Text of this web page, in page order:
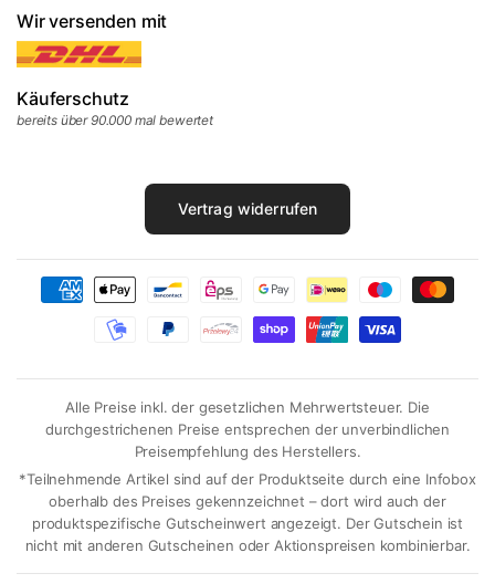
Wir versenden mit
Käuferschutz
bereits über 90.000 mal bewertet
Vertrag widerrufen
Alle Preise inkl. der gesetzlichen Mehrwertsteuer. Die
durchgestrichenen Preise entsprechen der unverbindlichen
Preisempfehlung des Herstellers.
*Teilnehmende Artikel sind auf der Produktseite durch eine Infobox
oberhalb des Preises gekennzeichnet – dort wird auch der
produktspezifische Gutscheinwert angezeigt. Der Gutschein ist
nicht mit anderen Gutscheinen oder Aktionspreisen kombinierbar.